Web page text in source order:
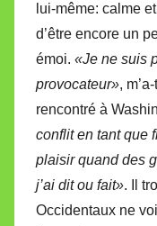
lui-même: calme
d’être encore un
émoi. «Je ne suis
provocateur»,
rencontré à
conflit en tant que
plaisir quand des
j’ai dit ou fait». Il
Occidentaux ne